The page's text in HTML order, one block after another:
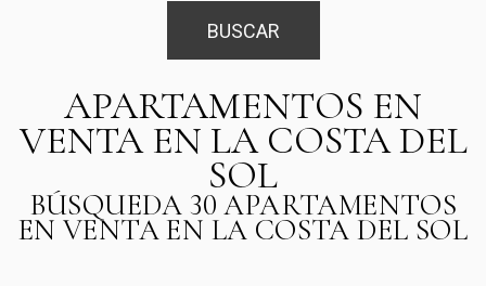
BUSCAR
APARTAMENTOS EN
VENTA EN LA COSTA DEL
SOL
BÚSQUEDA 30 APARTAMENTOS
EN VENTA EN LA COSTA DEL SOL